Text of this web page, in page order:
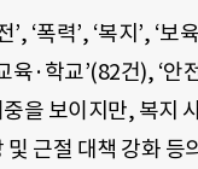
‘폭력’, ‘복지’, ‘
·학교’(82건), ‘안
을 보이지만, 복지
근절 대책 강화 등